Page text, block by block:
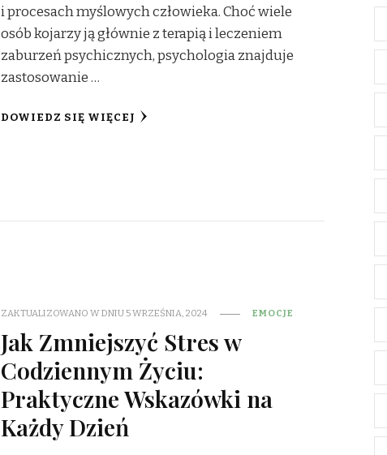
i procesach myślowych człowieka. Choć wiele
osób kojarzy ją głównie z terapią i leczeniem
zaburzeń psychicznych, psychologia znajduje
zastosowanie …
DOWIEDZ SIĘ WIĘCEJ
ZAKTUALIZOWANO W DNIU5 WRZEŚNIA, 2024 EMOCJE
Jak Zmniejszyć Stres w
Codziennym Życiu:
Praktyczne Wskazówki na
Każdy Dzień